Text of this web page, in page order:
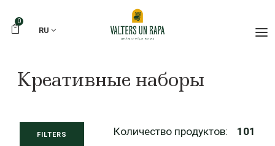
0
RU
Креативные наборы
FILTERS Количество продуктов: 101